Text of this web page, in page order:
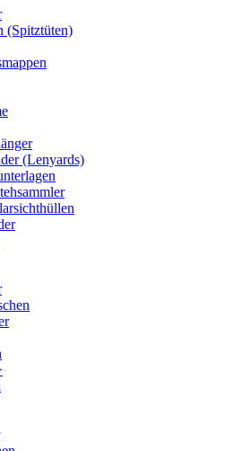
(Spitztüten)
(Lenyards)